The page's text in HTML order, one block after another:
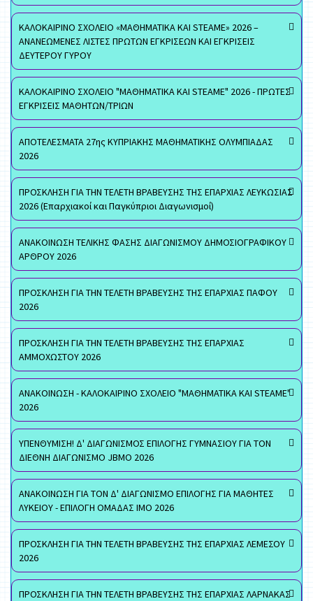
ΚΑΛΟΚΑΙΡΙΝΟ ΣΧΟΛΕΙΟ «ΜΑΘΗΜΑΤΙΚΑ ΚΑΙ STEAME» 2026 –
ΑΝΑΝΕΩΜΕΝΕΣ ΛΙΣΤΕΣ ΠΡΩΤΩΝ ΕΓΚΡΙΣΕΩΝ ΚΑΙ ΕΓΚΡΙΣΕΙΣ
ΔΕΥΤΕΡΟΥ ΓΥΡΟΥ
ΚΑΛΟΚΑΙΡΙΝΟ ΣΧΟΛΕΙΟ "ΜΑΘΗΜΑΤΙΚΑ ΚΑΙ STEAME" 2026 - ΠΡΩΤΕΣ
ΕΓΚΡΙΣΕΙΣ ΜΑΘΗΤΩΝ/ΤΡΙΩΝ
ΑΠΟΤΕΛΕΣΜΑΤΑ 27ης ΚΥΠΡΙΑΚΗΣ ΜΑΘΗΜΑΤΙΚΗΣ ΟΛΥΜΠΙΑΔΑΣ
2026
ΠΡΟΣΚΛΗΣΗ ΓΙΑ ΤΗΝ ΤΕΛΕΤΗ ΒΡΑΒΕΥΣΗΣ ΤΗΣ ΕΠΑΡΧΙΑΣ ΛΕΥΚΩΣΙΑΣ
2026 (Επαρχιακοί και Παγκύπριοι Διαγωνισμοί)
ΑΝΑΚΟΙΝΩΣΗ ΤΕΛΙΚΗΣ ΦΑΣΗΣ ΔΙΑΓΩΝΙΣΜΟΥ ΔΗΜΟΣΙΟΓΡΑΦΙΚΟΥ
ΑΡΘΡΟΥ 2026
ΠΡΟΣΚΛΗΣΗ ΓΙΑ ΤΗΝ ΤΕΛΕΤΗ ΒΡΑΒΕΥΣΗΣ ΤΗΣ ΕΠΑΡΧΙΑΣ ΠΑΦΟΥ
2026
ΠΡΟΣΚΛΗΣΗ ΓΙΑ ΤΗΝ ΤΕΛΕΤΗ ΒΡΑΒΕΥΣΗΣ ΤΗΣ ΕΠΑΡΧΙΑΣ
ΑΜΜΟΧΩΣΤΟΥ 2026
ΑΝΑΚΟΙΝΩΣΗ - ΚΑΛΟΚΑΙΡΙΝΟ ΣΧΟΛΕΙΟ "ΜΑΘΗΜΑΤΙΚΑ ΚΑΙ STEAME"
2026
ΥΠΕΝΘΥΜΙΣΗ! Δ' ΔΙΑΓΩΝΙΣΜΟΣ ΕΠΙΛΟΓΗΣ ΓΥΜΝΑΣΙΟΥ ΓΙΑ ΤΟΝ
ΔΙΕΘΝΗ ΔΙΑΓΩΝΙΣΜΟ JBMO 2026
ΑΝΑΚΟΙΝΩΣΗ ΓΙΑ ΤΟΝ Δ' ΔΙΑΓΩΝΙΣΜΟ ΕΠΙΛΟΓΗΣ ΓΙΑ ΜΑΘΗΤΕΣ
ΛΥΚΕΙΟΥ - ΕΠΙΛΟΓΗ ΟΜΑΔΑΣ ΙΜΟ 2026
ΠΡΟΣΚΛΗΣΗ ΓΙΑ ΤΗΝ ΤΕΛΕΤΗ ΒΡΑΒΕΥΣΗΣ ΤΗΣ ΕΠΑΡΧΙΑΣ ΛΕΜΕΣΟΥ
2026
ΠΡΟΣΚΛΗΣΗ ΓΙΑ ΤΗΝ ΤΕΛΕΤΗ ΒΡΑΒΕΥΣΗΣ ΤΗΣ ΕΠΑΡΧΙΑΣ ΛΑΡΝΑΚΑΣ